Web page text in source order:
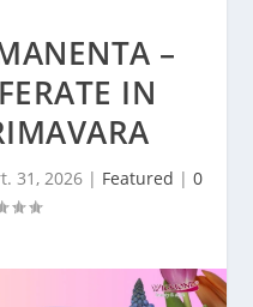
–
IN
31, 2026| Featured | 0